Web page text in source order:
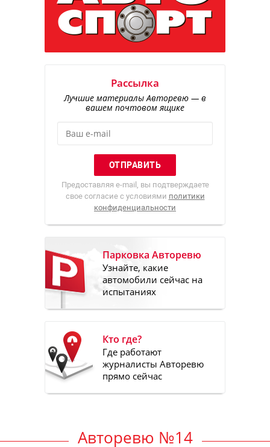
Рассылка
Лучшие материалы Авторевю — в
вашем почтовом ящике
Предоставляя e-mail, вы подтверждаете
свое согласие с условиями политики
конфиденциальности
Парковка Авторевю
Узнайте, какие
автомобили сейчас на
испытаниях
Кто где?
Где работают
журналисты Авторевю
прямо сейчас
Авторевю №14